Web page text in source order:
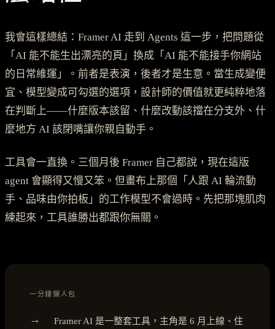
我會這樣總結：Framer AI 走到 Agents 這一步，把問題從
「AI 能不能生出漂亮的頁」換成「AI 能不能接手你網站
的日常維運」。前者是表演，後者才是生意。當生成變便
宜、模型變成可勾選的選項，設計師的價值就更純粹地落
在判斷上——什麼版本該留、什麼改動該擋在分支外、什
麼地方 AI 該閉嘴讓你親自動手。
工具會一直換。三個月後 Framer 自己都說，現在這版
agent 會顯得又慢又笨。但畫布上那個「人跟 AI 輪流動
手、品味由你拍板」的工作模型不會過時。先把那塊肌肉
練起來，工具誰勝出都跟你無關。
一分鐘懶人包
→
Framer AI 是一整套工具，主角是 6 月上線、住